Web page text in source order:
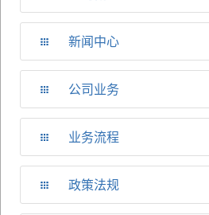
新闻中心
公司业务
业务流程
政策法规